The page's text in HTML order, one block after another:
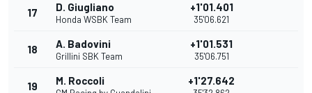
17 D. Giugliano
Honda WSBK Team
+1'01.401
35'06.621
18 A. Badovini
Grillini SBK Team
+1'01.531
35'06.751
19 M. Roccoli +1'27.642